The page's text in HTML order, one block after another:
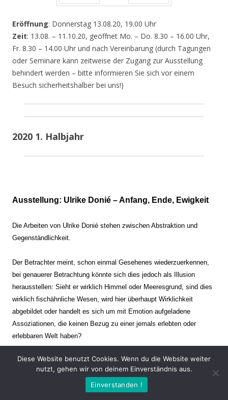
Eröffnung: Donnerstag 13.08.20, 19.00 Uhr
Zeit: 13.08. – 11.10.20, geöffnet Mo. – Do. 8.30 – 16.00 Uhr,
Fr. 8.30 – 14.00 Uhr und nach Vereinbarung (durch Tagungen
oder Seminare kann zeitweise der Zugang zur Ausstellung
behindert werden – bitte informieren Sie sich vor einem
Besuch sicherheitshalber bei uns!)
2020 1. Halbjahr
Ausstellung: Ulrike Donié – Anfang, Ende, Ewigkeit
Die Arbeiten von Ulrike Donié stehen zwischen Abstraktion und
Gegenständlichkeit.
Der Betrachter meint, schon einmal Gesehenes wiederzuerkennen,
bei genauerer Betrachtung könnte sich dies jedoch als Illusion
herausstellen: Sieht er wirklich Himmel oder Meeresgrund, sind dies
wirklich fischähnliche Wesen, wird hier überhaupt Wirklichkeit
abgebildet oder handelt es sich um mit Emotion aufgeladene
Assoziationen, die keinen Bezug zu einer jemals erlebten oder
erlebbaren Welt haben?
Verharren und Dynamik stehen sich dabei gegenüber. Zeit steht still
oder verrinnt im Nu. Es soll dabei eine Spannung, auch farblich, bis
zur Schmerzgrenze erzeugt werden. Die Arbeiten stellen ambivalente
Diese Website benutzt Cookies. Wenn du die Website weiter
nutzt, gehen wir von deinem Einverständnis aus.
Einverstanden !